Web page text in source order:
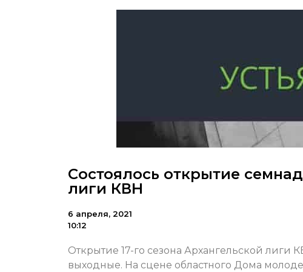
Состоялось открытие
лиги КВН
6 апреля, 2021
10:12
Открытие 17-го сезона Архангельской
выходные. На сцене областного Дома